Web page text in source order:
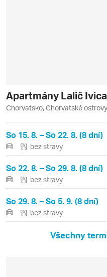
Apartmány Lalič Ivica
Chorvatsko, Chorvatské
So 15. 8. – So 22. 8. (8 dní)
bez stravy
So 22. 8. – So 29. 8. (8 dní)
bez stravy
So 29. 8. – So 5. 9. (8 dní)
bez stravy
Všechny